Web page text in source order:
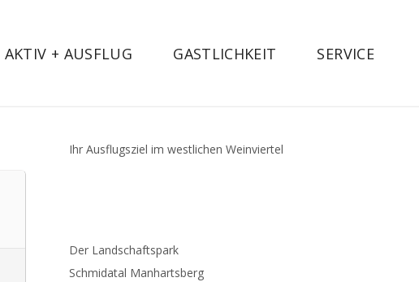
AKTIV + AUSFLUG GASTLICHKEIT SERVICE
Ihr Ausflugsziel im westlichen Weinviertel
Der Landschaftspark
Schmidatal Manhartsberg